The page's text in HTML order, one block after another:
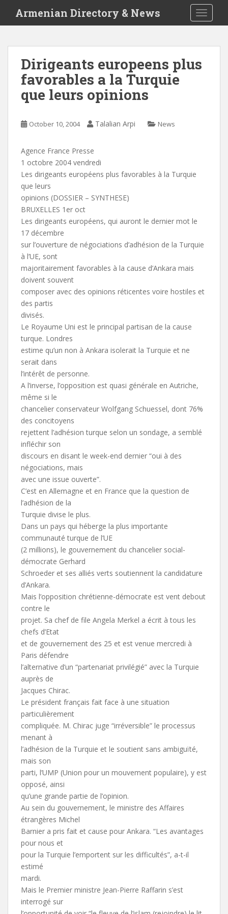
i
Armenian Directory & News
Dirigeants europeens plus
favorables a la Turquie
que leurs opinions
October 10, 2004 Talalian Arpi News
Agence France Presse
1 octobre 2004 vendredi
Les dirigeants européens plus favorables à la Turquie
que leurs
opinions (DOSSIER – SYNTHESE)
BRUXELLES 1er oct
Les dirigeants européens, qui auront le dernier mot le
17 décembre
sur l’ouverture de négociations d’adhésion de la Turquie
à l’UE, sont
majoritairement favorables à la cause d’Ankara mais
doivent souvent
composer avec des opinions réticentes voire hostiles et
des partis
divisés.
Le Royaume Uni est le principal partisan de la cause
turque. Londres
estime qu’un non à Ankara isolerait la Turquie et ne
serait dans
l’intérêt de personne.
A l’inverse, l’opposition est quasi générale en Autriche,
même si le
chancelier conservateur Wolfgang Schuessel, dont 76%
des concitoyens
rejettent l’adhésion turque selon un sondage, a semblé
infléchir son
discours en disant le week-end dernier “oui à des
négociations, mais
avec une issue ouverte”.
C’est en Allemagne et en France que la question de
l’adhésion de la
Turquie divise le plus.
Dans un pays qui héberge la plus importante
communauté turque de l’UE
(2 millions), le gouvernement du chancelier social-
démocrate Gerhard
Schroeder et ses alliés verts soutiennent la candidature
d’Ankara.
Mais l’opposition chrétienne-démocrate est vent debout
contre le
projet. Sa chef de file Angela Merkel a écrit à tous les
chefs d’Etat
et de gouvernement des 25 et est venue mercredi à
Paris défendre
l’alternative d’un “partenariat privilégié” avec la Turquie
auprès de
Jacques Chirac.
Le président français fait face à une situation
particulièrement
compliquée. M. Chirac juge “irréversible” le processus
menant à
l’adhésion de la Turquie et le soutient sans ambiguïté,
mais son
parti, l’UMP (Union pour un mouvement populaire), y est
opposé, ainsi
qu’une grande partie de l’opinion.
Au sein du gouvernement, le ministre des Affaires
étrangères Michel
Barnier a pris fait et cause pour Ankara. “Les avantages
pour nous et
pour la Turquie l’emportent sur les difficultés”, a-t-il
estimé
mardi.
Mais le Premier ministre Jean-Pierre Raffarin s’est
interrogé sur